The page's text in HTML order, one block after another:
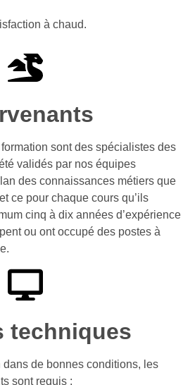
à chaud.
sont des spécialistes des
validés par nos équipes
des connaissances métiers que
ce pour chaque cours qu’ils
cinq à dix années d’expérience
ou ont occupé des postes à
techniques
dans de bonnes conditions, les
sont requis :